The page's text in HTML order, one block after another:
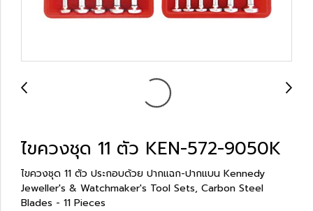
ไขควงชุด 11 ตัว KEN-572-9050K
ไขควงชุด 11 ตัว ประกอบด้วย ปากแฉก-ปากแบน Kennedy
Jeweller's & Watchmaker's Tool Sets, Carbon Steel
Blades - 11 Pieces